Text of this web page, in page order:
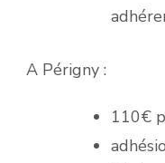
A Périgny :
110€